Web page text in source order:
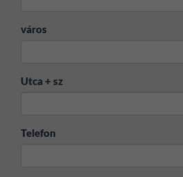
város
Utca + sz
Telefon